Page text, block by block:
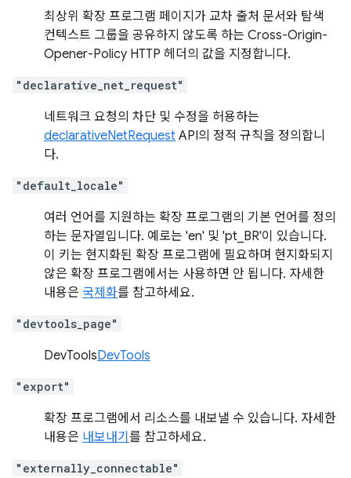
최상위 확장 프로그램 페이지가 교차 출처 문서와 탐색
컨텍스트 그룹을 공유하지 않도록 하는 Cross-Origin-
Opener-Policy HTTP 헤더의 값을 지정합니다.
"declarative_net_request"
네트워크 요청의 차단 및 수정을 허용하는
declarativeNetRequest API의 정적 규칙을 정의합니
다.
"default_locale"
여러 언어를 지원하는 확장 프로그램의 기본 언어를 정의
하는 문자열입니다. 예로는 'en' 및 'pt_BR'이 있습니다.
이 키는 현지화된 확장 프로그램에 필요하며 현지화되지
않은 확장 프로그램에서는 사용하면 안 됩니다. 자세한
내용은 국제화를 참고하세요.
"devtools_page"
DevToolsDevTools
"export"
확장 프로그램에서 리소스를 내보낼 수 있습니다. 자세한
내용은 내보내기 를 참고하세요.
"externally_connectable"